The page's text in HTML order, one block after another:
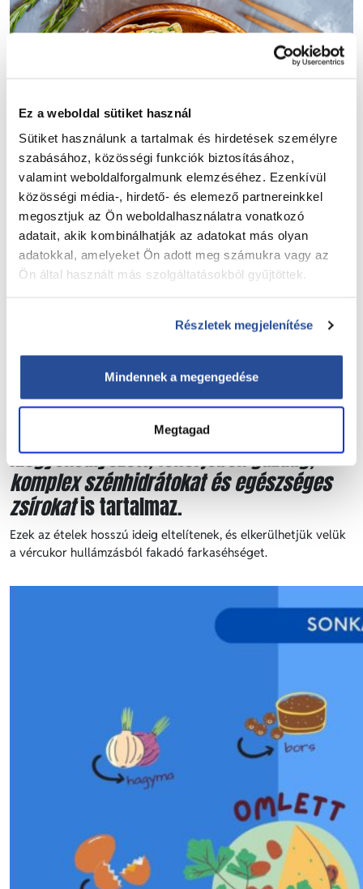
Ez a weboldal sütiket használ
Sütiket használunk a tartalmak és hirdetések személyre
szabásához, közösségi funkciók biztosításához,
valamint weboldalforgalmunk elemzéséhez. Ezenkívül
közösségi média-, hirdető- és elemező partnereinkkel
megosztjuk az Ön weboldalhasználatra vonatkozó
adatait, akik kombinálhatják az adatokat más olyan
adatokkal, amelyeket Ön adott meg számukra vagy az
Ön által használt más szolgáltatásokból gyűjtöttek.
Részletek megjelenítése
Mindennek a megengedése
Megtagad
Korábban írtunk már a rohanós
hétköznapokról és a gyors reggelikről
ide kattintva elolvasható) most nézzünk
meg néhány ráérősebb reggeli opciót
azokra a napokra, amikor van
lehetőségünk legalább 10-15 percet
eltölteni a konyhában. Mindegyik recept
kiegyensúlyozott, fehérjében gazdag,
komplex szénhidrátokat és egészséges
zsírokatis tartalmaz.
Ezek az ételek hosszú ideig eltelítenek, és elkerülhetjük velük
a vércukor hullámzásból fakadó farkaséhséget.